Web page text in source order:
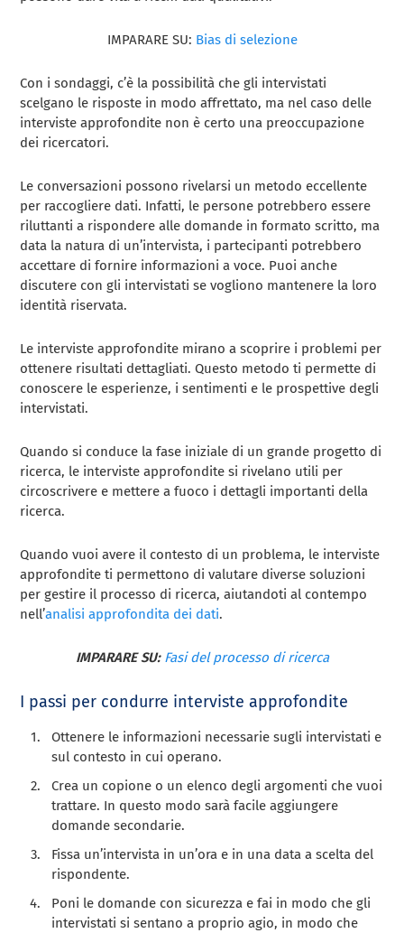
IMPARARE SU: Bias di selezione
Con i sondaggi, c’è la possibilità che gli intervistati
scelgano le risposte in modo affrettato, ma nel caso delle
interviste approfondite non è certo una preoccupazione
dei ricercatori.
Le conversazioni possono rivelarsi un metodo eccellente
per raccogliere dati. Infatti, le persone potrebbero essere
riluttanti a rispondere alle domande in formato scritto, ma
data la natura di un’intervista, i partecipanti potrebbero
accettare di fornire informazioni a voce. Puoi anche
discutere con gli intervistati se vogliono mantenere la loro
identità riservata.
Le interviste approfondite mirano a scoprire i problemi per
ottenere risultati dettagliati. Questo metodo ti permette di
conoscere le esperienze, i sentimenti e le prospettive degli
intervistati.
Quando si conduce la fase iniziale di un grande progetto di
ricerca, le interviste approfondite si rivelano utili per
circoscrivere e mettere a fuoco i dettagli importanti della
ricerca.
Quando vuoi avere il contesto di un problema, le interviste
approfondite ti permettono di valutare diverse soluzioni
per gestire il processo di ricerca, aiutandoti al contempo
nell’analisi approfondita dei dati.
IMPARARE SU: Fasi del processo di ricerca
I passi per condurre interviste approfondite
Ottenere le informazioni necessarie sugli intervistati e
sul contesto in cui operano.
Crea un copione o un elenco degli argomenti che vuoi
trattare. In questo modo sarà facile aggiungere
domande secondarie.
Fissa un’intervista in un’ora e in una data a scelta del
rispondente.
Poni le domande con sicurezza e fai in modo che gli
intervistati si sentano a proprio agio, in modo che